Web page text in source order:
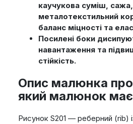
каучукова суміш,
металотекстильний
баланс міцності та
Посилені боки
навантаження та
стійкість.
Опис малюнка
який малюнок
Рисунок S201 — реберний (rib)